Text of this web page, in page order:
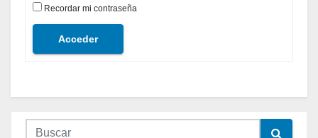
Recordar mi contraseña
Acceder